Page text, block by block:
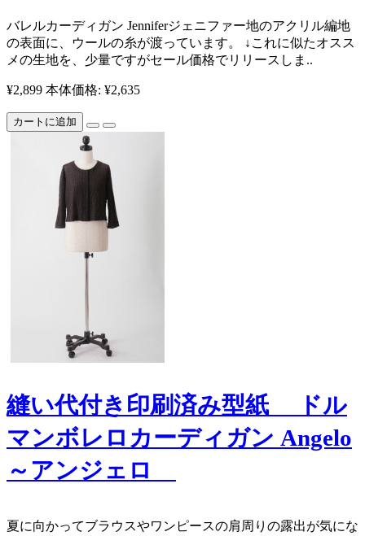
バレルカーディガン Jenniferジェニファー ​ 地のアクリル編地
の表面に、ウールの糸が渡っています。 ↓これに似たオスス
メの生地を、少量ですがセール価格でリリースしま..
¥2,899 本体価格: ¥2,635
カートに追加
縫い代付き印刷済み型紙 ドル
マンボレロカーディガン Angelo
～アンジェロ
夏に向かってブラウスやワンピースの肩周りの露出が気にな